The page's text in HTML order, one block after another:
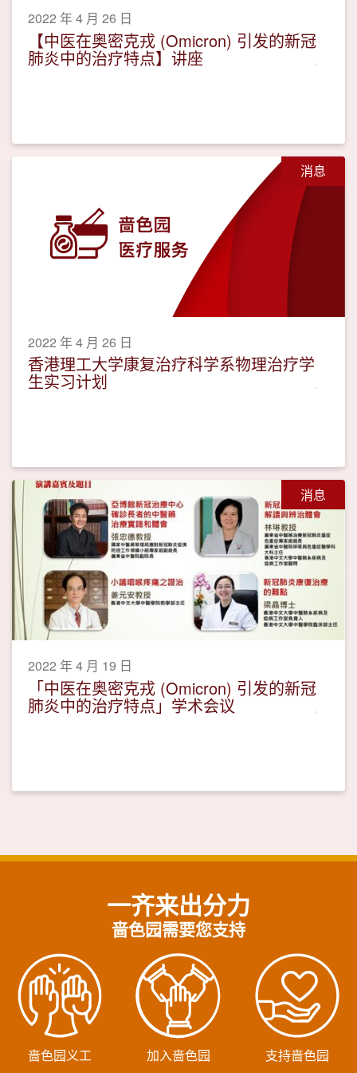
2022 年 4 月 26 日
【中医在奥密克戎 (Omicron) 引发的新冠
肺炎中的治疗特点】讲座
消息
2022 年 4 月 26 日
香港理工大学康复治疗科学系物理治疗学
生实习计划
消息
2022 年 4 月 19 日
「中医在奥密克戎 (Omicron) 引发的新冠
肺炎中的治疗特点」学术会议
一齐来出分力
啬色园需要您支持
啬色园义工 加入啬色园 支持啬色园